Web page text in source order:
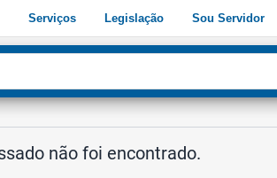
Serviços Legislação Sou Servidor
não foi encontrado.